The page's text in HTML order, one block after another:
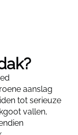
aanslag
tot serieuze
vallen,